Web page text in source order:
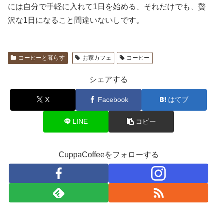
には自分で手軽に入れて1日を始める、それだけでも、贅
沢な1日になること間違いないしです。
コーヒーと暮らす お家カフェ コーヒー
シェアする
X Facebook はてブ
LINE コピー
CuppaCoffeeをフォローする